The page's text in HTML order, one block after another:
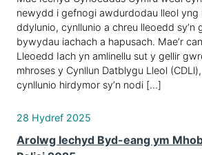
newydd i gefnogi awdurdodau lleol yng
ddylunio, cynllunio a chreu lleoedd sy’n
bywydau iachach a hapusach. Mae’r
Lleoedd Iach yn amlinellu sut y gellir
mhroses y Cynllun Datblygu Lleol
cynllunio hirdymor sy’n nodi […]
28 Hydref 2025
Arolwg Iechyd Byd-eang ym